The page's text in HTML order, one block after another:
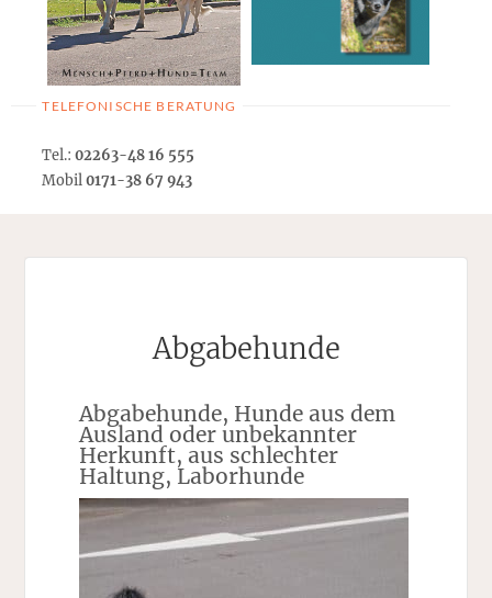
TELEFONISCHE BERATUNG
Tel.:02263-48 16 555
Mobil0171-38 67 943
Abgabehunde
Abgabehunde, Hunde aus dem
Ausland oder unbekannter
Herkunft, aus schlechter
Haltung, Laborhunde